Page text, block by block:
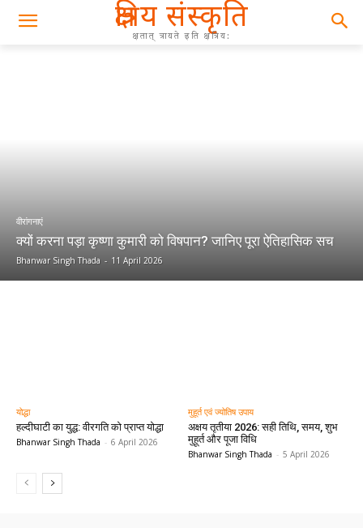
क्षत्रिय संस्कृति
क्षतात् त्रायते इति क्षत्रिय:
वीरांगनाएं
क्यों करना पड़ा कृष्णा कुमारी को विषपान? जानिए पूरा ऐतिहासिक सच
Bhanwar Singh Thada - 11 April 2026
योद्धा
हल्दीघाटी का युद्ध: वीरगति को प्राप्त योद्धा
Bhanwar Singh Thada - 6 April 2026
मुहूर्त एवं ज्योतिष उपाय
अक्षय तृतीया 2026: सही तिथि, समय, शुभ
मुहूर्त और पूजा विधि
Bhanwar Singh Thada - 5 April 2026